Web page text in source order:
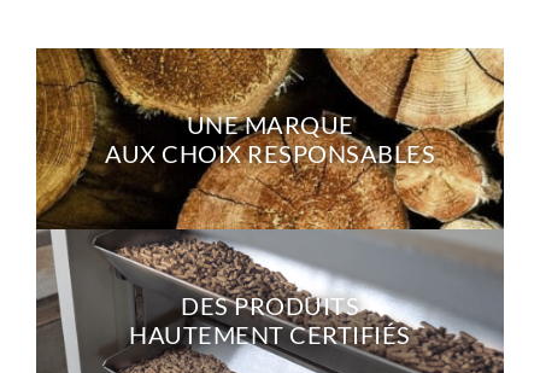
UNE MARQUE
AUX CHOIX RESPONSABLES
DES PRODUITS
HAUTEMENT CERTIFIÉS